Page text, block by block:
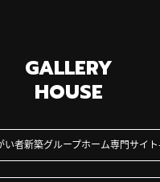
GALLERY
HOUSE
い者新築グループホーム専門サイト